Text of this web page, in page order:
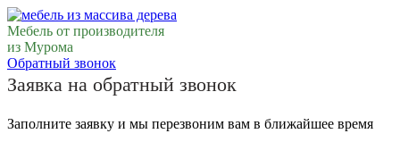
Мебель от производителя
из Мурома
Обратный звонок
Заявка на обратный звонок
Заполните заявку и мы перезвоним вам в ближайшее время